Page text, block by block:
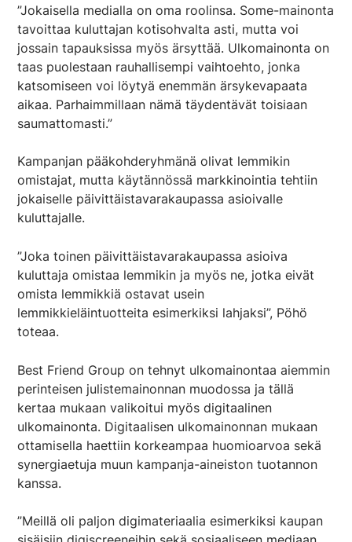
”Jokaisella medialla on oma roolinsa. Some-mainonta
tavoittaa kuluttajan kotisohvalta asti, mutta voi
jossain tapauksissa myös ärsyttää. Ulkomainonta on
taas puolestaan rauhallisempi vaihtoehto, jonka
katsomiseen voi löytyä enemmän ärsykevapaata
aikaa. Parhaimmillaan nämä täydentävät toisiaan
saumattomasti.”
Kampanjan pääkohderyhmänä olivat lemmikin
omistajat, mutta käytännössä markkinointia tehtiin
jokaiselle päivittäistavarakaupassa asioivalle
kuluttajalle.
”Joka toinen päivittäistavarakaupassa asioiva
kuluttaja omistaa lemmikin ja myös ne, jotka eivät
omista lemmikkiä ostavat usein
lemmikkieläintuotteita esimerkiksi lahjaksi”, Pöhö
toteaa.
Best Friend Group on tehnyt ulkomainontaa aiemmin
perinteisen julistemainonnan muodossa ja tällä
kertaa mukaan valikoitui myös digitaalinen
ulkomainonta. Digitaalisen ulkomainonnan mukaan
ottamisella haettiin korkeampaa huomioarvoa sekä
synergiaetuja muun kampanja-aineiston tuotannon
kanssa.
”Meillä oli paljon digimateriaalia esimerkiksi kaupan